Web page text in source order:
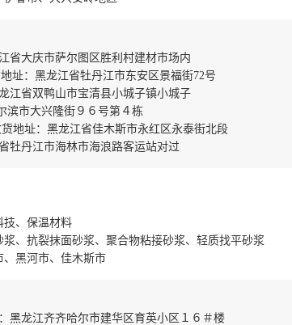
大庆市萨尔图区胜利村建材市场内
：黑龙江省牡丹江市东安区景福街72号
省双鸭山市宝清县小城子镇小城子
市大兴隆街９６号第４栋
地址：黑龙江省佳木斯市永红区永泰街北段
丹江市海林市海浪路客运站对过
技、保温材料
、抗裂抹面砂浆、聚合物粘接砂浆、轻质找平砂浆
黑河市、佳木斯市
龙江齐齐哈尔市建华区育英小区１６＃楼